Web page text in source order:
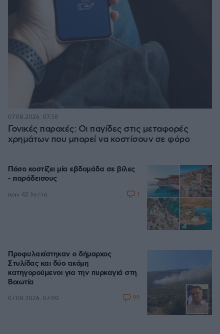
Γονικές παροχές: Οι παγίδες στις μεταφορές
χρημάτων που μπορεί να κοστίσουν σε φόρο
07.08.2026, 07:58
Πόσο κοστίζει μία εβδομάδα σε βίλες
- παράδεισους
πριν 42 λεπτά 1
Προφυλακίστηκαν ο δήμαρχος
Στυλίδας και δύο ακόμη
κατηγορούμενοι για την πυρκαγιά στη
Βοιωτία
07.08.2026, 07:00 99